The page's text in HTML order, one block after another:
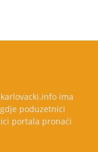
ima
poduzetnici
portala pronaći